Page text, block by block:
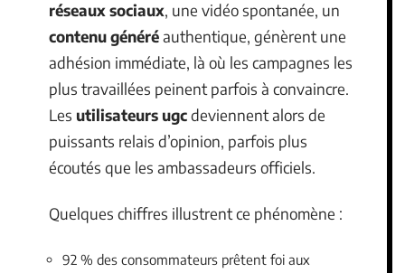
réseaux sociaux, une vidéo spontanée, un
contenu généréauthentique, génèrent une
adhésion immédiate, là où les campagnes les
plus travaillées peinent parfois à convaincre.
Les utilisateurs ugcdeviennent alors de
puissants relais d’opinion, parfois plus
écoutés que les ambassadeurs officiels.
Quelques chiffres illustrent ce phénomène :
92 % des consommateurs prêtent foi aux